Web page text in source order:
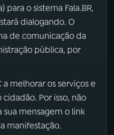
para o sistema Fala.BR,
dialogando. O
de comunicação da
pública, por
a melhorar os serviços e
Por isso, não
sua mensagem o link
manifestação.